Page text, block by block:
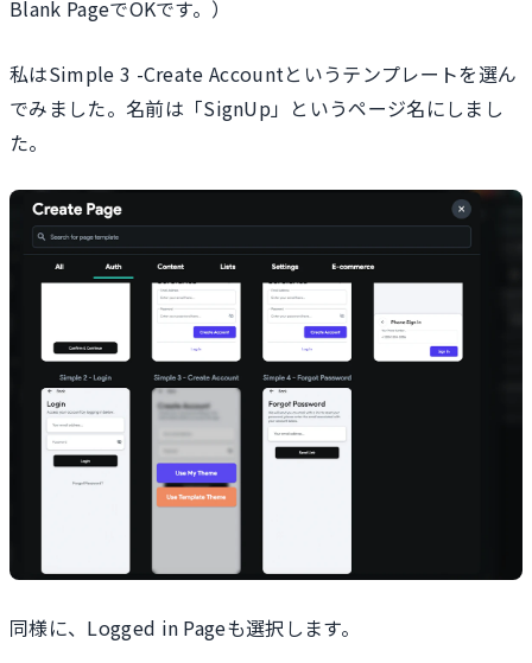
Blank PageでOKです。）
私はSimple 3 -Create Accountというテンプレートを選ん
でみました。名前は「SignUp」というページ名にしまし
た。
同様に、Logged in Pageも選択します。